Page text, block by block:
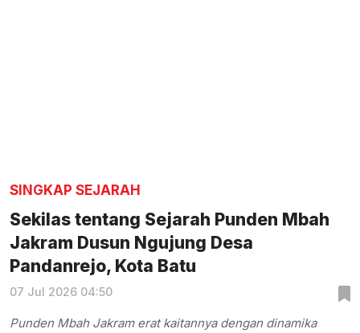
SINGKAP SEJARAH
Sekilas tentang Sejarah Punden Mbah
Jakram Dusun Ngujung Desa
Pandanrejo, Kota Batu
07 Jul 2026 04:50
Punden Mbah Jakram erat kaitannya dengan dinamika